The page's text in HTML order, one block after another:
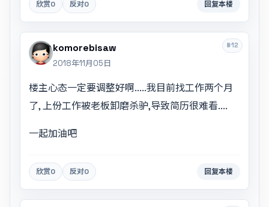
欣赏0 反对0 回复本楼
#12
komorebisaw
2018年11月05日
楼主心态一定要调整好啊.....我目前找工作两个月
了, 上份工作被老板卸磨杀驴,导致简历很难看....
一起加油吧
欣赏0 反对0 回复本楼